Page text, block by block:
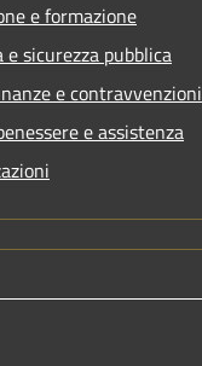
e formazione
e sicurezza pubblica
e contravvenzioni
e assistenza